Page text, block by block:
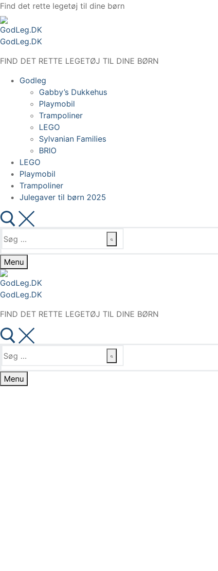
Spring
til
indhold
Find det rette legetøj til dine børn
GodLeg.DK
FIND DET RETTE LEGETØJ TIL DINE BØRN
Godleg
Gabby’s Dukkehus
Playmobil
Trampoliner
LEGO
Sylvanian Families
BRIO
LEGO
Playmobil
Trampoliner
Julegaver til børn 2025
Søg
efter:
Menu
GodLeg.DK
FIND DET RETTE LEGETØJ TIL DINE BØRN
Søg
efter:
Menu